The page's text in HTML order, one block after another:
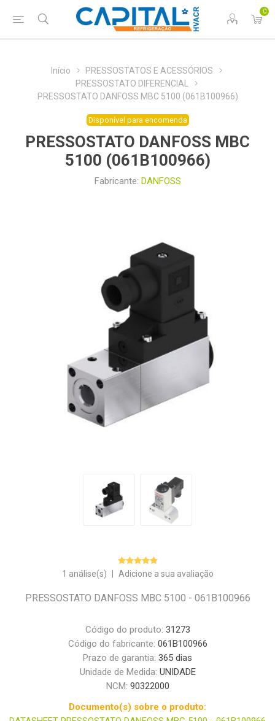
0
Início
PRESSOSTATOS E ACESSÓRIOS
PRESSOSTATO DIFERENCIAL
PRESSOSTATO DANFOSS MBC 5100 (061B100966)
Disponível para encomenda
PRESSOSTATO DANFOSS MBC
5100 (061B100966)
Fabricante: DANFOSS
1 análise(s) Adicione a sua avaliação
PRESSOSTATO DANFOSS MBC 5100 - 061B100966
Código do produto: 31273
Código do fabricante: 061B100966
Prazo de garantia: 365 dias
Unidade de Medida: UNIDADE
NCM: 90322000
Documento(s) sobre o produto: